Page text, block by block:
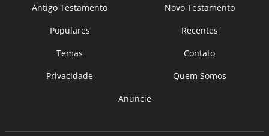
Antigo Testamento
Novo Testamento
Populares
Recentes
Temas
Contato
Privacidade
Quem Somos
Anuncie